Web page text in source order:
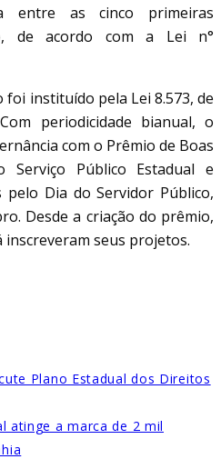
entre as cinco primeiras
de acordo com a Lei n°
foi instituído pela Lei 8.573, de
periodicidade bianual, o
com o Prêmio de Boas
Serviço Público Estadual e
pelo Dia do Servidor Público,
Desde a criação do prêmio,
inscreveram seus projetos.
Plano Estadual dos Direitos
atinge a marca de 2 mil